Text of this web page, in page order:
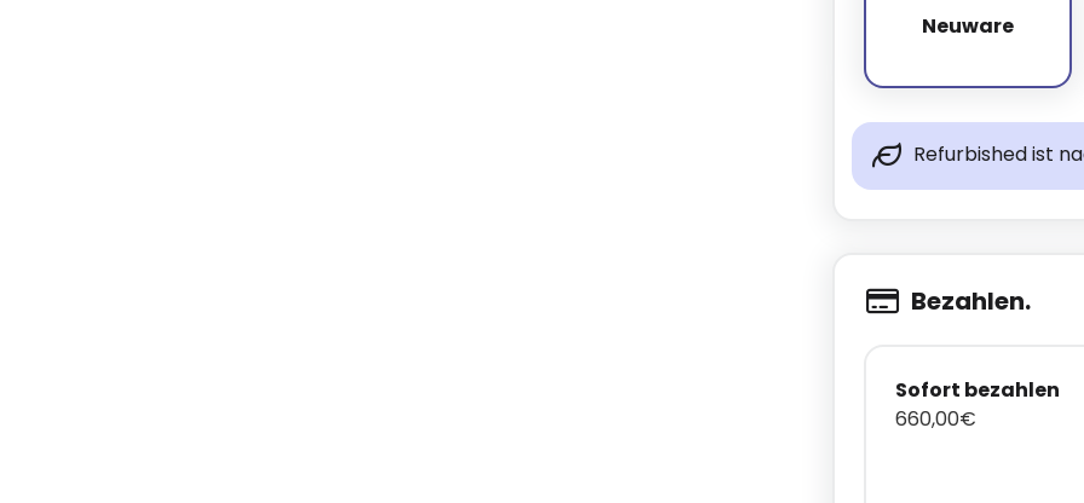
Neuware
Neuware
Refurbished ist
Bezahlen.
Sofort bezahlen
660,00€